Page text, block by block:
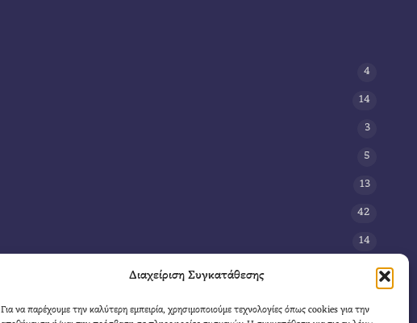
Διαχείριση Συγκατάθεσης
Για να παρέχουμε την καλύτερη εμπειρία, χρησιμοποιούμε τεχνολογίες όπως cookies για την
4
14
3
5
13
42
14